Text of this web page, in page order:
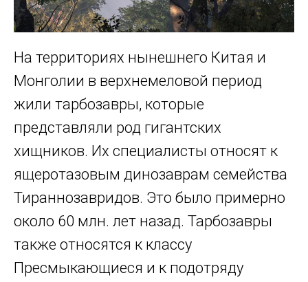
На территориях нынешнего Китая и
Монголии в верхнемеловой период
жили тарбозавры, которые
представляли род гигантских
хищников. Их специалисты относят к
ящеротазовым динозаврам семейства
Тираннозавридов. Это было примерно
около 60 млн. лет назад. Тарбозавры
также относятся к классу
Пресмыкающиеся и к подотряду